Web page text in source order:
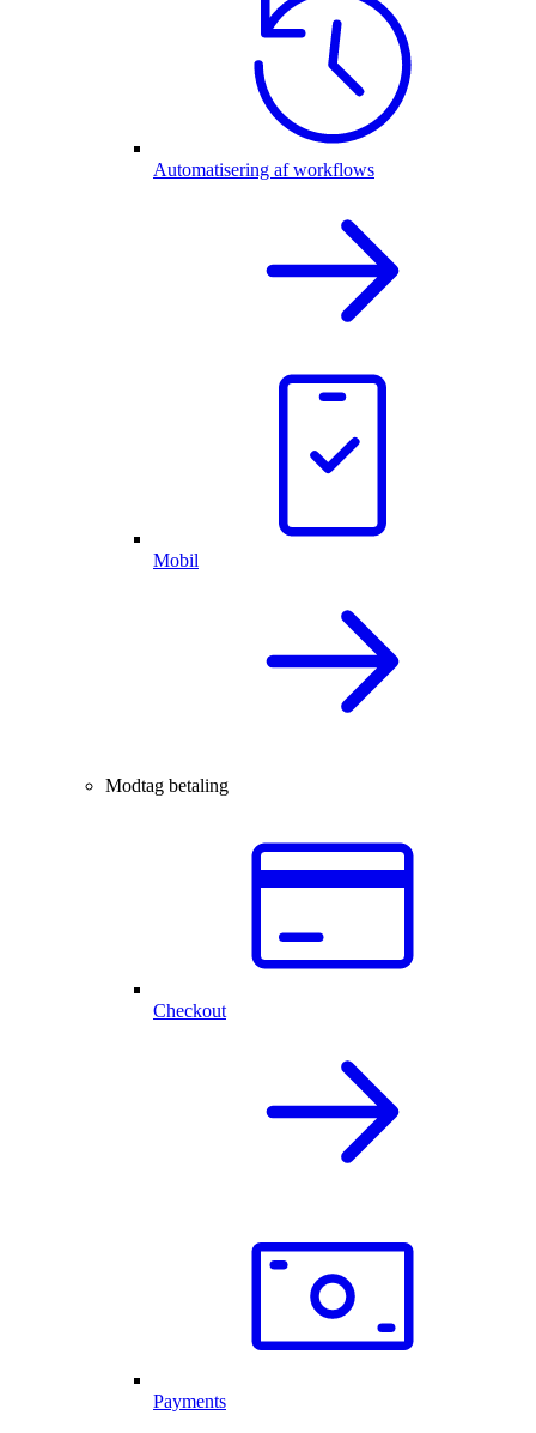
Automatisering af workflows
Mobil
Modtag betaling
Checkout
Payments